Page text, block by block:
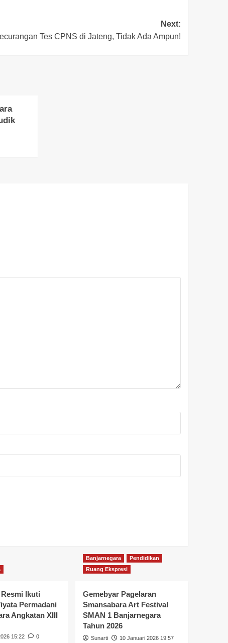
Next:
Tes CPNS di Jateng, Tidak Ada Ampun!
Ikuti
Permadani
Angkatan XIII
15:22
0
Banjarnegara
Pendidikan
Ruang Ekspresi
Gemebyar Pagelaran
Smansabara Art Festival
SMAN 1 Banjarnegara
Tahun 2026
Sunarti 10 Januari 2026 19:57